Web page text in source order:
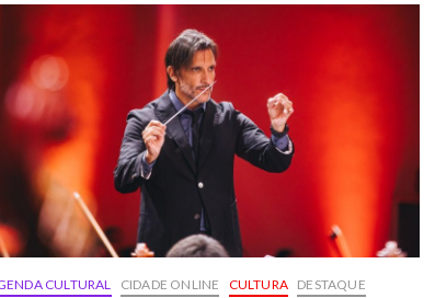
CULTURAL CIDADE ONLINE CULTURA DESTAQUE